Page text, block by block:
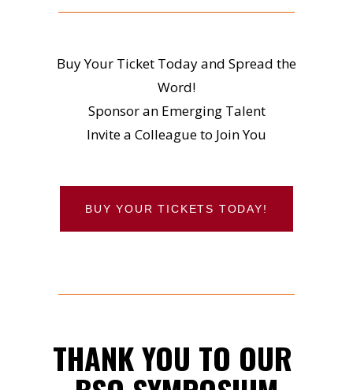
Buy Your Ticket Today and Spread the
Word!
Sponsor an Emerging Talent
Invite a Colleague to Join You
BUY YOUR TICKETS TODAY!
THANK YOU TO OUR